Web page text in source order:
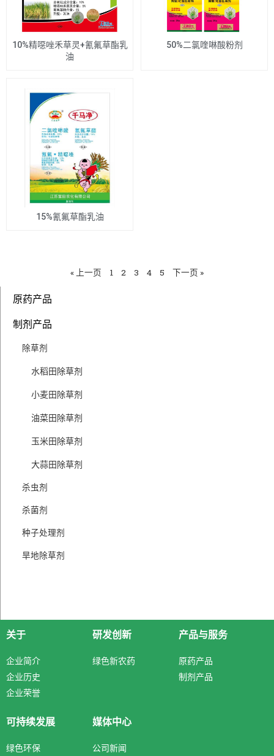
原药产品
制剂产品
除草剂
水稻田除草剂
小麦田除草剂
油菜田除草剂
玉米田除草剂
大蒜田除草剂
杀虫剂
杀菌剂
种子处理剂
旱地除草剂
10%精噁唑禾草灵+氰氟草酯乳
油
50%二氯喹啉酸粉剂
15%氰氟草酯乳油
« 上一页 1 2 3 4 5 下一页 »
关于
企业简介
企业历史
企业荣誉
研发创新
绿色新农药
产品与服务
原药产品
制剂产品
可持续发展
绿色环保
媒体中心
公司新闻